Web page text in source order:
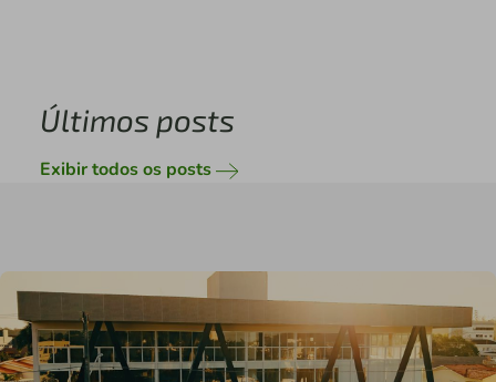
Últimos posts
Exibir todos os posts